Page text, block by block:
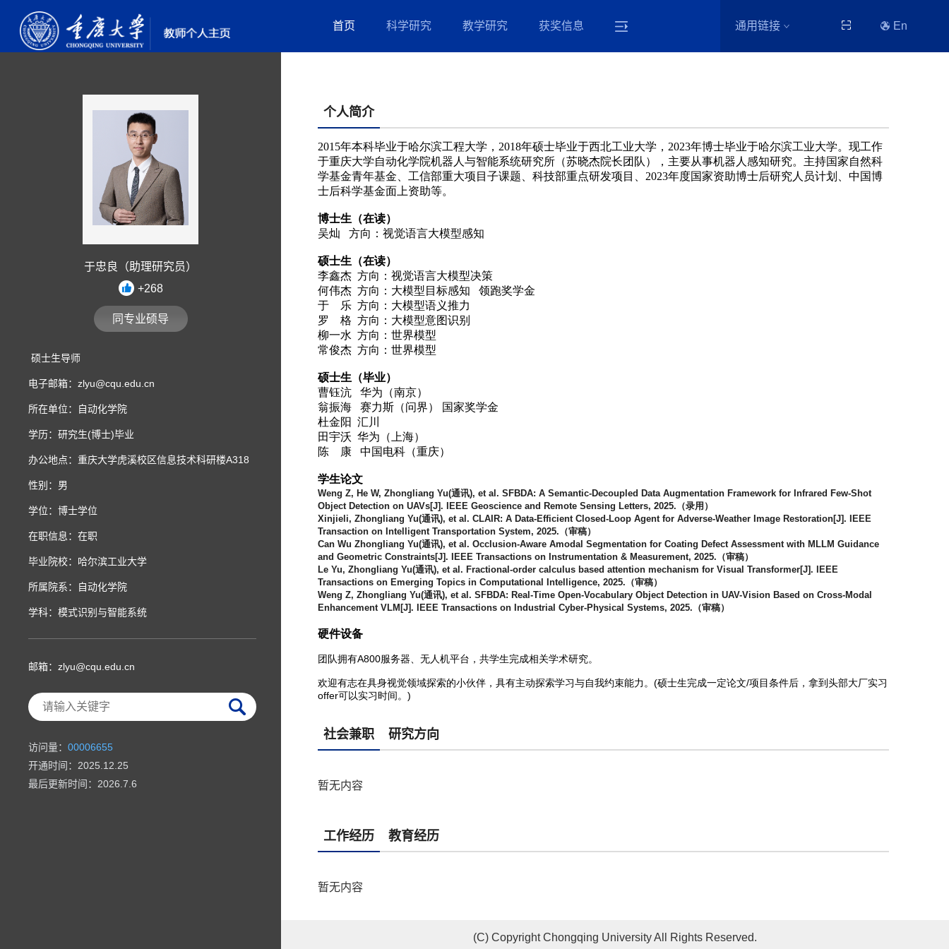
首页 科学研究 教学研究 获奖信息 通用链接 En
于忠良（助理研究员）
+268
同专业硕导
硕士生导师
电子邮箱： zlyu@cqu.edu.cn
所在单位：自动化学院
学历：研究生(博士)毕业
办公地点：重庆大学虎溪校区信息技术科研楼A318
性别：男
学位：博士学位
在职信息：在职
毕业院校：哈尔滨工业大学
所属院系：自动化学院
学科：模式识别与智能系统
邮箱： zlyu@cqu.edu.cn
访问量： 00006655
开通时间： 2025 12 25
最后更新时间： 2026 7 6
个人简介
社会兼职 研究方向
暂无内容
工作经历 教育经历
暂无内容
(C) Copyright Chongqing University All Rights Reserved.